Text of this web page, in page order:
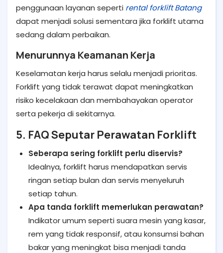
penggunaan layanan seperti rental forklift Batang
dapat menjadi solusi sementara jika forklift utama
sedang dalam perbaikan.
Menurunnya Keamanan Kerja
Keselamatan kerja harus selalu menjadi prioritas.
Forklift yang tidak terawat dapat meningkatkan
risiko kecelakaan dan membahayakan operator
serta pekerja di sekitarnya.
5. FAQ Seputar Perawatan Forklift
Seberapa sering forklift perlu diservis?
Idealnya, forklift harus mendapatkan servis
ringan setiap bulan dan servis menyeluruh
setiap tahun.
Apa tanda forklift memerlukan perawatan?
Indikator umum seperti suara mesin yang kasar,
rem yang tidak responsif, atau konsumsi bahan
bakar yang meningkat bisa menjadi tanda